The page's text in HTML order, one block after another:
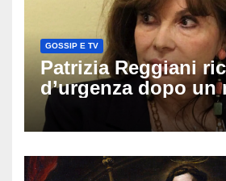
GOSSIP E TV
Patrizia Reggiani
d’urgenza dopo un
vacanza: come sta
Lady Gucci